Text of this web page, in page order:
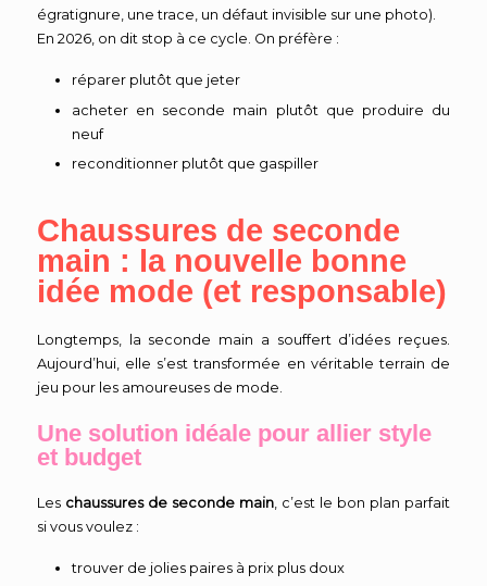
égratignure, une trace, un défaut invisible sur une photo).
En 2026, on dit stop à ce cycle. On préfère :
réparer plutôt que jeter
acheter en seconde main plutôt que produire du
neuf
reconditionner plutôt que gaspiller
Chaussures de seconde
main : la nouvelle bonne
idée mode (et responsable)
Longtemps, la seconde main a souffert d’idées reçues.
Aujourd’hui, elle s’est transformée en véritable terrain de
jeu pour les amoureuses de mode.
Une solution idéale pour allier style
et budget
Les chaussures de seconde main , c’est le bon plan parfait
si vous voulez :
trouver de jolies paires à prix plus doux